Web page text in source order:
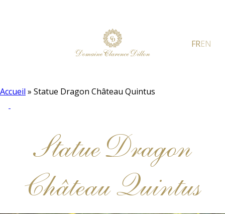
FREN
Accueil » Statue Dragon Château Quintus
Statue Dragon
Château Quintus